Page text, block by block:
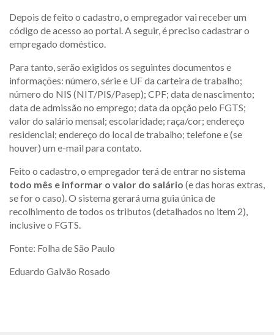
Depois de feito o cadastro, o empregador vai receber um
código de acesso ao portal. A seguir, é preciso cadastrar o
empregado doméstico.
Para tanto, serão exigidos os seguintes documentos e
informações: número, série e UF da carteira de trabalho;
número do NIS (NIT/PIS/Pasep); CPF; data de nascimento;
data de admissão no emprego; data da opção pelo FGTS;
valor do salário mensal; escolaridade; raça/cor; endereço
residencial; endereço do local de trabalho; telefone e (se
houver) um e-mail para contato.
Feito o cadastro, o empregador terá de entrar no sistema
todo mês e informar o valor do salário (e das horas extras,
se for o caso). O sistema gerará uma guia única de
recolhimento de todos os tributos (detalhados no item 2),
inclusive o FGTS.
Fonte: Folha de São Paulo
Eduardo Galvão Rosado